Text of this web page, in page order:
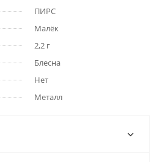
ПИРС
Малёк
2,2 г
Блесна
Нет
Металл